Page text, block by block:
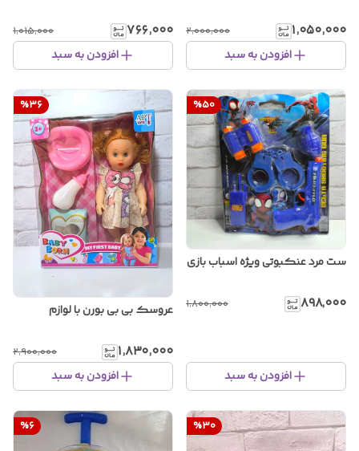
۱٬۰۵۰٬۰۰۰ ۲٬۰۰۰٬۰۰۰
افزودن به سبد
۷۶۶٬۰۰۰ ۱٬۰۱۵٬۰۰۰
افزودن به سبد
%50
ست مرد عنکبوتی ویژه اسباب بازی
۸۹۸٬۰۰۰ ۱٬۸۰۰٬۰۰۰
افزودن به سبد
%36
عروسک بی بی بورن با لوازم
۱٬۸۳۰٬۰۰۰ ۲٬۹۰۰٬۰۰۰
افزودن به سبد
%30
%6